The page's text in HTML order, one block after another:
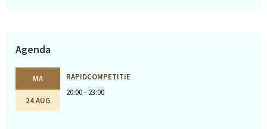
Agenda
MA
24 AUG
RAPIDCOMPETITIE
20:00 - 23:00